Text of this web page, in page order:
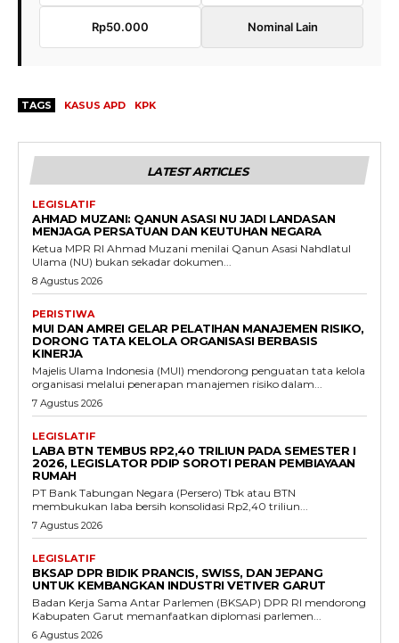
Rp50.000 Nominal Lain
TAGS KASUS APD KPK
LATEST ARTICLES
LEGISLATIF
AHMAD MUZANI: QANUN ASASI NU JADI LANDASAN
MENJAGA PERSATUAN DAN KEUTUHAN NEGARA
Ketua MPR RI Ahmad Muzani menilai Qanun Asasi Nahdlatul
Ulama (NU) bukan sekadar dokumen...
8 Agustus 2026
PERISTIWA
MUI DAN AMREI GELAR PELATIHAN MANAJEMEN RISIKO,
DORONG TATA KELOLA ORGANISASI BERBASIS
KINERJA
Majelis Ulama Indonesia (MUI) mendorong penguatan tata kelola
organisasi melalui penerapan manajemen risiko dalam...
7 Agustus 2026
LEGISLATIF
LABA BTN TEMBUS RP2,40 TRILIUN PADA SEMESTER I
2026, LEGISLATOR PDIP SOROTI PERAN PEMBIAYAAN
RUMAH
PT Bank Tabungan Negara (Persero) Tbk atau BTN
membukukan laba bersih konsolidasi Rp2,40 triliun...
7 Agustus 2026
LEGISLATIF
BKSAP DPR BIDIK PRANCIS, SWISS, DAN JEPANG
UNTUK KEMBANGKAN INDUSTRI VETIVER GARUT
Badan Kerja Sama Antar Parlemen (BKSAP) DPR RI mendorong
Kabupaten Garut memanfaatkan diplomasi parlemen...
6 Agustus 2026